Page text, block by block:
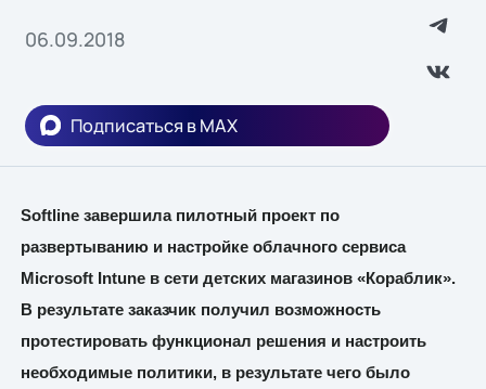
06.09.2018
Подписаться в MAX
Softlineзавершила пилотный проект по
развертыванию и настройке облачного сервиса
Microsoft Intuneв сети детских магазинов «Кораблик».
В результате заказчик получил возможность
протестировать функционал решения и настроить
необходимые политики, в результате чего было